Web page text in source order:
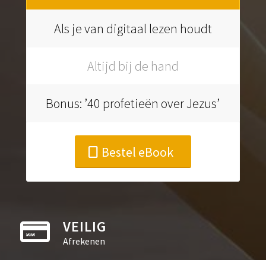
Als je van digitaal lezen houdt
Altijd bij de hand
Bonus: ’40 profetieën over Jezus’
Bestel eBook
VEILIG
Afrekenen